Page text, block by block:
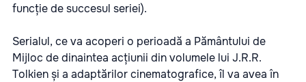
funcție de succesul seriei).
Serialul, ce va acoperi o perioadă a Pământului de
Mijloc de dinaintea acțiunii din volumele lui J.R.R.
Tolkien și a adaptărilor cinematografice, îl va avea în